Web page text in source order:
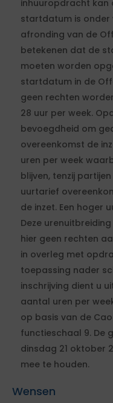
inhuuropdracht kan
startdatum is onder
afronding van de
betekenen dat de
moeten worden
startdatum in de
geen rechten
28 uur per week.
bevoegdheid om
overeenkomst de
uren per week
blijven, tenzij
uurtarief
de inzet. Een hoger
Deze
hier geen rechten
in overleg met
toepassing nader
inschrijving dient u
aantal uren per
op basis van de
functieschaal 9. De
dinsdag 21 oktober
mee te houden.
Wensen